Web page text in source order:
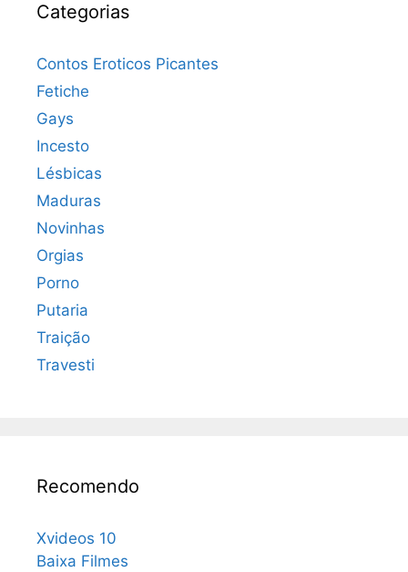
Categorias
Contos Eroticos Picantes
Fetiche
Gays
Incesto
Lésbicas
Maduras
Novinhas
Orgias
Porno
Putaria
Traição
Travesti
Recomendo
Xvideos 10
Baixa Filmes